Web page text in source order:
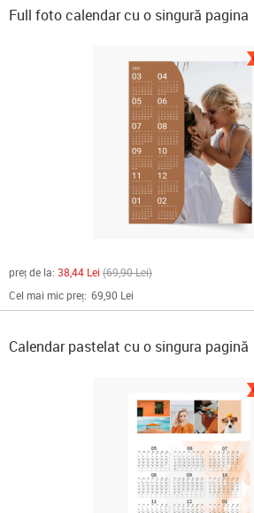
Full foto calendar cu o singură pagina
preț de la: 38,44 Lei 69,90 Lei
Cel mai mic preț: 69,90 Lei
Calendar pastelat cu o singura pagină